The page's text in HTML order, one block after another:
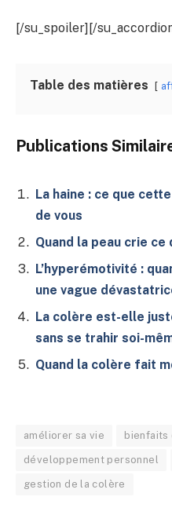
[/su_spoiler][/
Table des matières
Publications
La haine : ce que
de vous
Quand la peau crie ce
L’hyperémotivité :
une vague
La colère est-elle
sans se trahir soi-
Quand la colère fait
améliorer sa vie bienfaits
développement personnel
gestion de la colère